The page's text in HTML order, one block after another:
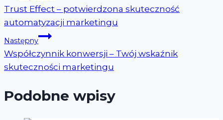
wpisu
Trust Effect – potwierdzona skuteczność
automatyzacji marketingu
Następny
Współczynnik konwersji – Twój wskaźnik
skuteczności marketingu
Podobne wpisy